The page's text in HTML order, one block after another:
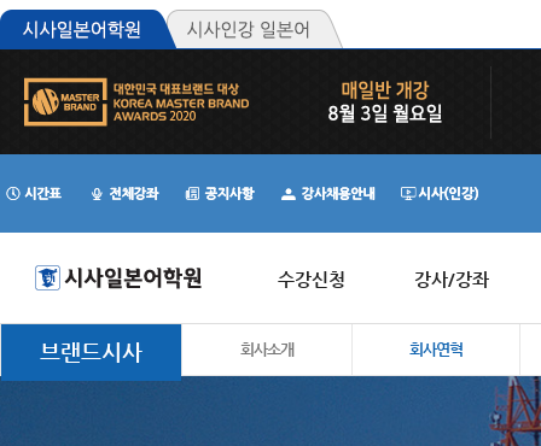
수강신청 강사/강좌
브랜드시사 회사소개 회사연혁